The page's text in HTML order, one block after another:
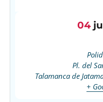
04
Pl. del
Talamanca de
+